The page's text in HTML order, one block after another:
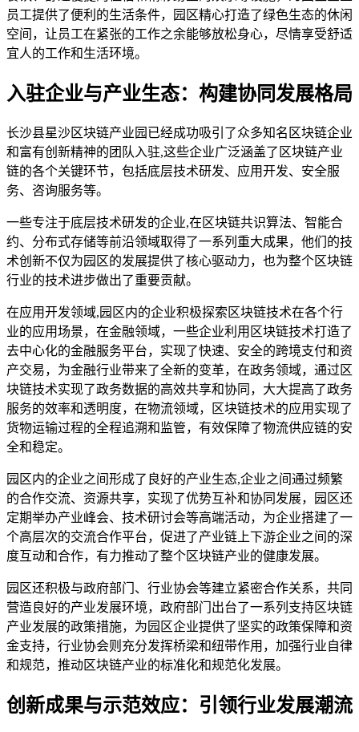
员工提供了便利的生活条件，园区精心打造了绿色生态的休闲
空间，让员工在紧张的工作之余能够放松身心，尽情享受舒适
宜人的工作和生活环境。
入驻企业与产业生态：构建协同发展格局
长沙县星沙区块链产业园已经成功吸引了众多知名区块链企业
和富有创新精神的团队入驻,这些企业广泛涵盖了区块链产业
链的各个关键环节，包括底层技术研发、应用开发、安全服
务、咨询服务等。
一些专注于底层技术研发的企业,在区块链共识算法、智能合
约、分布式存储等前沿领域取得了一系列重大成果，他们的技
术创新不仅为园区的发展提供了核心驱动力，也为整个区块链
行业的技术进步做出了重要贡献。
在应用开发领域,园区内的企业积极探索区块链技术在各个行
业的应用场景，在金融领域，一些企业利用区块链技术打造了
去中心化的金融服务平台，实现了快速、安全的跨境支付和资
产交易，为金融行业带来了全新的变革，在政务领域，通过区
块链技术实现了政务数据的高效共享和协同，大大提高了政务
服务的效率和透明度，在物流领域，区块链技术的应用实现了
货物运输过程的全程追溯和监管，有效保障了物流供应链的安
全和稳定。
园区内的企业之间形成了良好的产业生态,企业之间通过频繁
的合作交流、资源共享，实现了优势互补和协同发展，园区还
定期举办产业峰会、技术研讨会等高端活动，为企业搭建了一
个高层次的交流合作平台，促进了产业链上下游企业之间的深
度互动和合作，有力推动了整个区块链产业的健康发展。
园区还积极与政府部门、行业协会等建立紧密合作关系，共同
营造良好的产业发展环境，政府部门出台了一系列支持区块链
产业发展的政策措施，为园区企业提供了坚实的政策保障和资
金支持，行业协会则充分发挥桥梁和纽带作用，加强行业自律
和规范，推动区块链产业的标准化和规范化发展。
创新成果与示范效应：引领行业发展潮流